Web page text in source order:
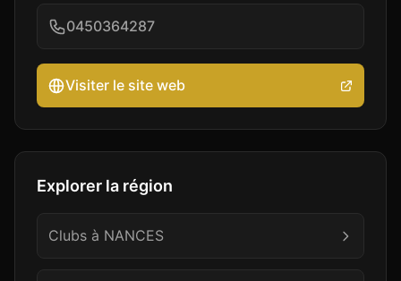
0450364287
Visiter le site web
Explorer la région
Clubs à NANCES